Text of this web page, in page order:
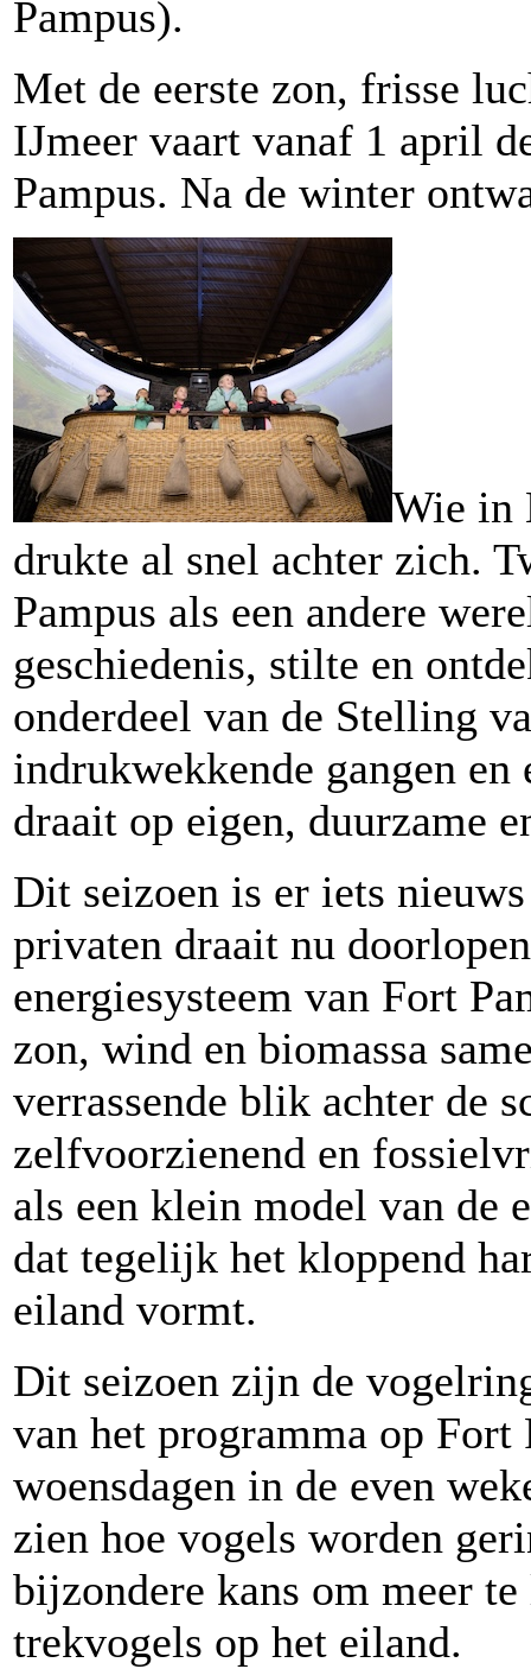
Pampus).
Met de eerste zon, frisse
IJmeer vaart vanaf 1 april
Pampus. Na de winter
Wie in
drukte al snel achter zich.
Pampus als een andere
geschiedenis, stilte en
onderdeel van de Stelling
indrukwekkende gangen
draait op eigen, duurzame
Dit seizoen is er iets
privaten draait nu
energiesysteem van Fort
zon, wind en biomassa
verrassende blik achter de
zelfvoorzienend en
als een klein model van de
dat tegelijk het kloppend
eiland vormt.
Dit seizoen zijn de
van het programma op Fort
woensdagen in de even
zien hoe vogels worden
bijzondere kans om meer
trekvogels op het eiland.